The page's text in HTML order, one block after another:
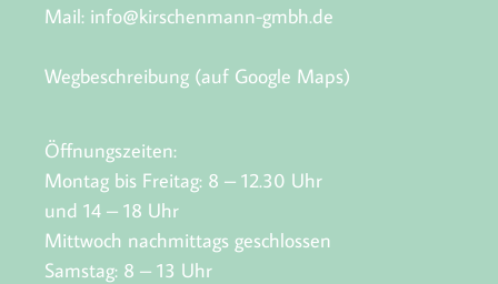
Mail: info@kirschenmann-gmbh.de
Wegbeschreibung (auf Google Maps)
Öffnungszeiten:
Montag bis Freitag: 8 – 12.30 Uhr
und 14 – 18 Uhr
Mittwoch nachmittags geschlossen
Samstag: 8 – 13 Uhr